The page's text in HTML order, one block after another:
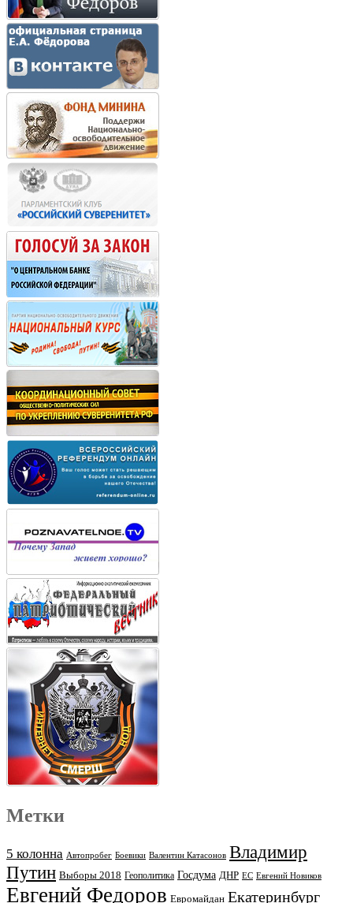
Метки
5 колонна Автопробег Боевики Валентин Катасонов Владимир
Путин Выборы 2018 Геополитика Госдума ДНР ЕС Евгений Новиков
Евгений Федоров Евромайдан Екатеринбург